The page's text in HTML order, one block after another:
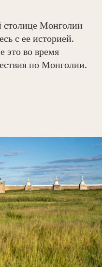
столице Монголии
с ее историей.
это во время
по Монголии.